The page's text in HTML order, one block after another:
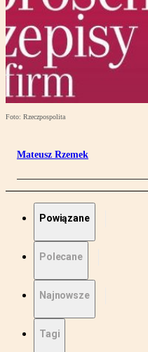
Foto: Rzeczpospolita
Mateusz Rzemek
Powiązane
Polecane
Najnowsze
Tagi